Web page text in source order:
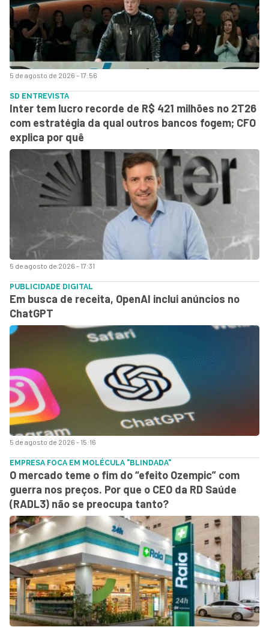
5 de agosto de 2026 - 17:56
5 de agosto de 2026 - 17:31
SD ENTREVISTA
Inter tem lucro recorde de R$ 421 milhões no 2T26
com estratégia da qual outros bancos fogem; CFO
explica por quê
5 de agosto de 2026 - 15:16
PUBLICIDADE DIGITAL
Em busca de receita, OpenAI inclui anúncios no
ChatGPT
EMPRESA FOCA EM MOLÉCULA "BLINDADA"
O mercado teme o fim do “efeito Ozempic” com
guerra nos preços. Por que o CEO da RD Saúde
(RADL3) não se preocupa tanto?